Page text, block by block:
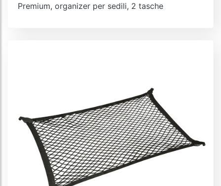
Premium, organizer per sedili, 2 tasche